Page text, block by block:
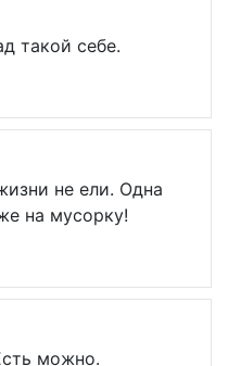
такой себе.
не ели. Одна
на мусорку!
можно.